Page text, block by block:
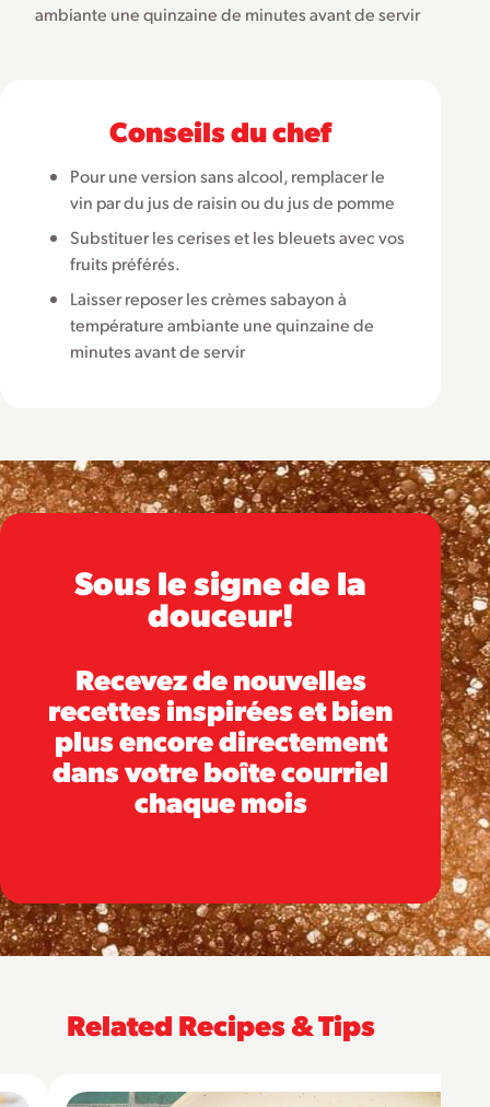
ambiante une quinzaine de minutes avant de servir
Conseils du chef
Pour une version sans alcool, remplacer le
vin par du jus de raisin ou du jus de pomme
Substituer les cerises et les bleuets avec vos
fruits préférés.
Laisser reposer les crèmes sabayon à
température ambiante une quinzaine de
minutes avant de servir
Sous le signe de la
douceur!
Recevez de nouvelles
recettes inspirées et bien
plus encore directement
dans votre boîte courriel
chaque mois
Related Recipes & Tips